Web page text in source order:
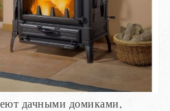
дачными домиками,